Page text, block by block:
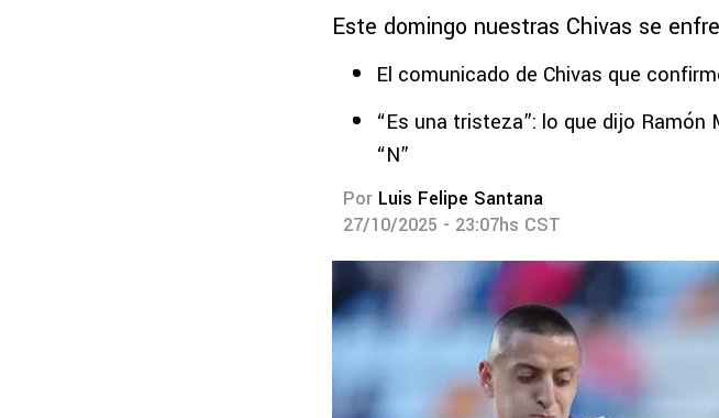
Este domingo nuestras Chivas se
El comunicado de Chivas que
“Es una tristeza”: lo que dijo Ramón
“N”
Por Luis Felipe Santana
27/10/2025 - 23:07hs CST